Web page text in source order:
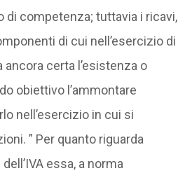
di competenza; tuttavia i ricavi,
di cui nell’esercizio di
certa l’esistenza o
obiettivo l’ammontare
nell’esercizio in cui si
” Per quanto riguarda
essa, a norma